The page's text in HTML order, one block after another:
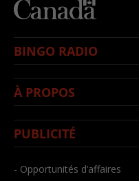
BINGO RADIO
À PROPOS
PUBLICITÉ
- Opportunités d’affaires